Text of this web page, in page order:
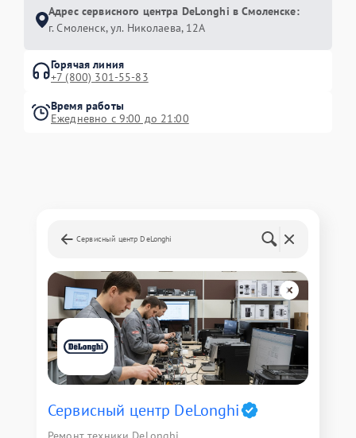
Адрес сервисного центра DeLonghi в Смоленске:
г. Смоленск, ул. Николаева, 12А
Горячая линия
+7 (800) 301-55-83
Время работы
Ежедневно с 9:00 до 21:00
Сервисный центр DeLonghi
Сервисный центр DeLonghi